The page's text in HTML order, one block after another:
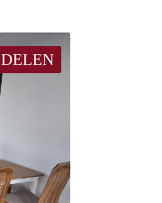
DELEN